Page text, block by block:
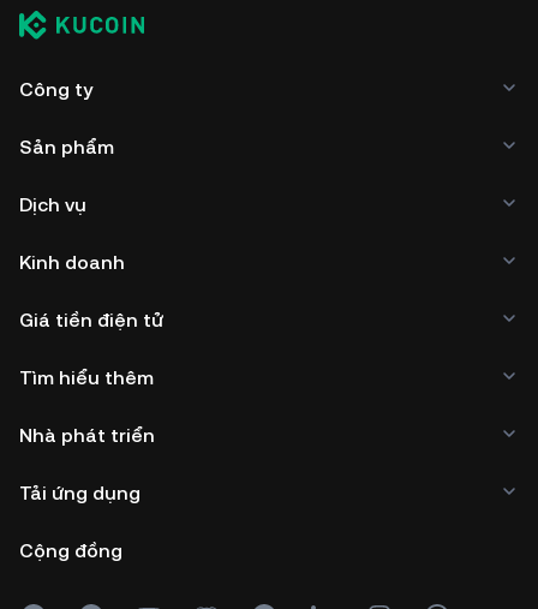
Công ty
Sản phẩm
Dịch vụ
Kinh doanh
Giá tiền điện tử
Tìm hiểu thêm
Nhà phát triển
Tải ứng dụng
Cộng đồng